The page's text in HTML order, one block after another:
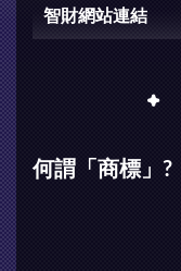
智財網站連結
何謂「商標」?